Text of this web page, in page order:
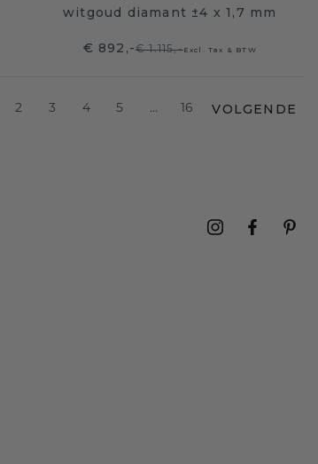
witgoud diamant ±4 x 1,7 mm
€ 892,-€ 1.115,-Excl. Tax & BTW
2 3 4 5 … 16 VOLGENDE